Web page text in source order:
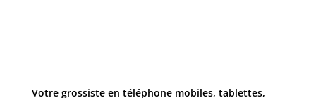
Votre grossiste en téléphone mobiles, tablettes,